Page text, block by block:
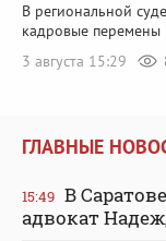
В региональной
кадровые перемены
3 августа 15:29
ГЛАВНЫЕ
15:49 В
адвокат